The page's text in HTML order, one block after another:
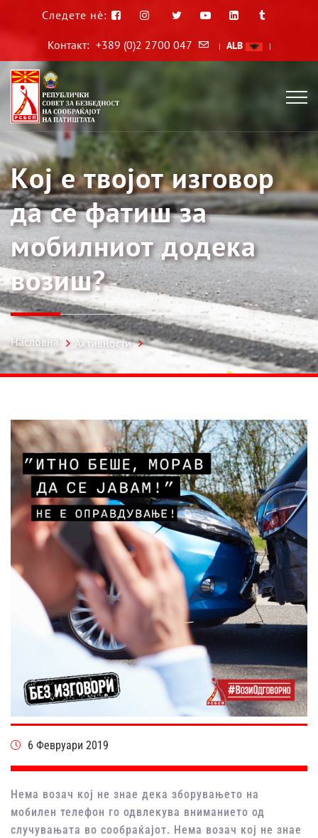
Следете нè:
Контакт: +389 (0)2 2700 047 | ALB |
Kој е твојот изговор
да се фатиш за
мобилниот додека
возиш?
Насловна Активности
6 Февруари 2019
Нема возач кој не знае дека зборувањето на
мобилен телефон го одвлекува вниманието од
случувањата во сообраќајот. Нема возач кој не знае